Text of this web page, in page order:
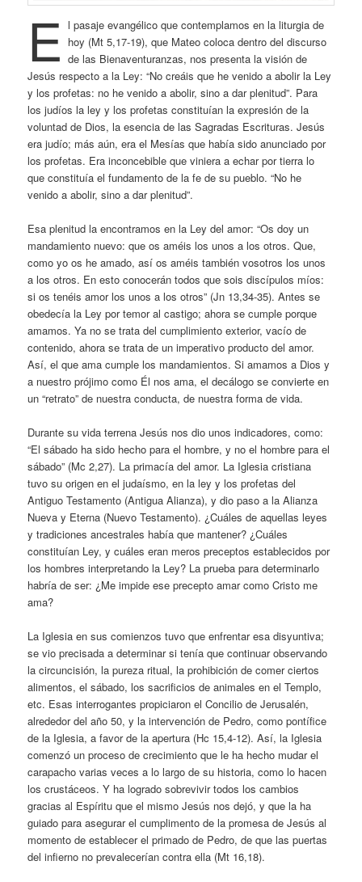
E l pasaje evangélico que contemplamos en la liturgia de
hoy (Mt 5,17-19), que Mateo coloca dentro del discurso
de las Bienaventuranzas, nos presenta la visión de
Jesús respecto a la Ley: “No creáis que he venido a abolir la Ley
y los profetas: no he venido a abolir, sino a dar plenitud”. Para
los judíos la ley y los profetas constituían la expresión de la
voluntad de Dios, la esencia de las Sagradas Escrituras. Jesús
era judío; más aún, era el Mesías que había sido anunciado por
los profetas. Era inconcebible que viniera a echar por tierra lo
que constituía el fundamento de la fe de su pueblo. “No he
venido a abolir, sino a dar plenitud”.
Esa plenitud la encontramos en la Ley del amor: “Os doy un
mandamiento nuevo: que os améis los unos a los otros. Que,
como yo os he amado, así os améis también vosotros los unos
a los otros. En esto conocerán todos que sois discípulos míos:
si os tenéis amor los unos a los otros” (Jn 13,34-35). Antes se
obedecía la Ley por temor al castigo; ahora se cumple porque
amamos. Ya no se trata del cumplimiento exterior, vacío de
contenido, ahora se trata de un imperativo producto del amor.
Así, el que ama cumple los mandamientos. Si amamos a Dios y
a nuestro prójimo como Él nos ama, el decálogo se convierte en
un “retrato” de nuestra conducta, de nuestra forma de vida.
Durante su vida terrena Jesús nos dio unos indicadores, como:
“El sábado ha sido hecho para el hombre, y no el hombre para el
sábado” (Mc 2,27). La primacía del amor. La Iglesia cristiana
tuvo su origen en el judaísmo, en la ley y los profetas del
Antiguo Testamento (Antigua Alianza), y dio paso a la Alianza
Nueva y Eterna (Nuevo Testamento). ¿Cuáles de aquellas leyes
y tradiciones ancestrales había que mantener? ¿Cuáles
constituían Ley, y cuáles eran meros preceptos establecidos por
los hombres interpretando la Ley? La prueba para determinarlo
habría de ser: ¿Me impide ese precepto amar como Cristo me
ama?
La Iglesia en sus comienzos tuvo que enfrentar esa disyuntiva;
se vio precisada a determinar si tenía que continuar observando
la circuncisión, la pureza ritual, la prohibición de comer ciertos
alimentos, el sábado, los sacrificios de animales en el Templo,
etc. Esas interrogantes propiciaron el Concilio de Jerusalén,
alrededor del año 50, y la intervención de Pedro, como pontífice
de la Iglesia, a favor de la apertura (Hc 15,4-12). Así, la Iglesia
comenzó un proceso de crecimiento que le ha hecho mudar el
carapacho varias veces a lo largo de su historia, como lo hacen
los crustáceos. Y ha logrado sobrevivir todos los cambios
gracias al Espíritu que el mismo Jesús nos dejó, y que la ha
guiado para asegurar el cumplimento de la promesa de Jesús al
momento de establecer el primado de Pedro, de que las puertas
del infierno no prevalecerían contra ella (Mt 16,18).